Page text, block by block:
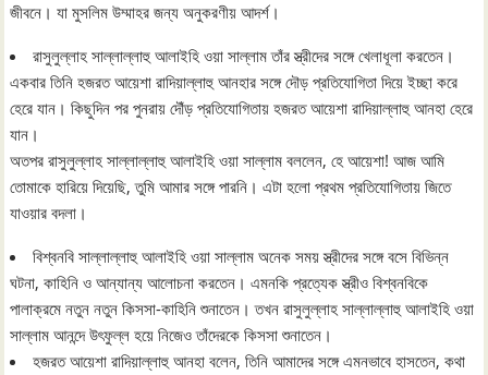
জীবনে। যা মুসলিম উম্মাহর জন্য অনুকরণীয় আদর্শ।
রাসুলুল্লাহ সাল্লাল্লাহু আলাইহি ওয়া সাল্লাম তাঁর স্ত্রীদের সঙ্গে খেলাধূলা করতেন।
একবার তিনি হজরত আয়েশা রাদিয়াল্লাহু আনহার সঙ্গে দৌড় প্রতিযোগিতা দিয়ে ইচ্ছা করে
হেরে যান। কিছুদিন পর পুনরায় দৌঁড় প্রতিযোগিতায় হজরত আয়েশা রাদিয়াল্লাহু আনহা হেরে
যান।
অতপর রাসুলুল্লাহ সাল্লাল্লাহু আলাইহি ওয়া সাল্লাম বললেন, হে আয়েশা! আজ আমি
তোমাকে হারিয়ে দিয়েছি, তুমি আমার সঙ্গে পারনি। এটা হলো প্রথম প্রতিযোগিতায় জিতে
যাওয়ার বদলা।
বিশ্বনবি সাল্লাল্লাহু আলাইহি ওয়া সাল্লাম অনেক সময় স্ত্রীদের সঙ্গে বসে বিভিন্ন
ঘটনা, কাহিনি ও আন্যান্য আলোচনা করতেন। এমনকি প্রত্যেক স্ত্রীও বিশ্বনবিকে
পালাক্রমে নতুন নতুন কিসসা-কাহিনি শুনাতেন। তখন রাসুলুল্লাহ সাল্লাল্লাহু আলাইহি ওয়া
সাল্লাম আনন্দে উৎফুল্ল হয়ে নিজেও তাঁদেরকে কিসসা শুনাতেন।
হজরত আয়েশা রাদিয়াল্লাহু আনহা বলেন, তিনি আমাদের সঙ্গে এমনভাবে হাসতেন, কথা